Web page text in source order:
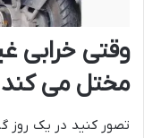
وقتی خرابی
مختل می‌ کند
تصور کنید در یک روز